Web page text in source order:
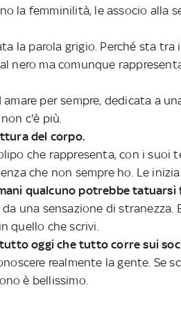
la femminilità, le associo alla
la parola grigio. Perché sta tra
nero ma comunque
per sempre, dedicata a
c'è più.
del corpo.
che rappresenta, con i suoi
che non sempre ho. Le
qualcuno potrebbe tatuarsi
una sensazione di stranezza.
quello che scrivi.
oggi che tutto corre sui
realmente la gente. Se
è bellissimo.